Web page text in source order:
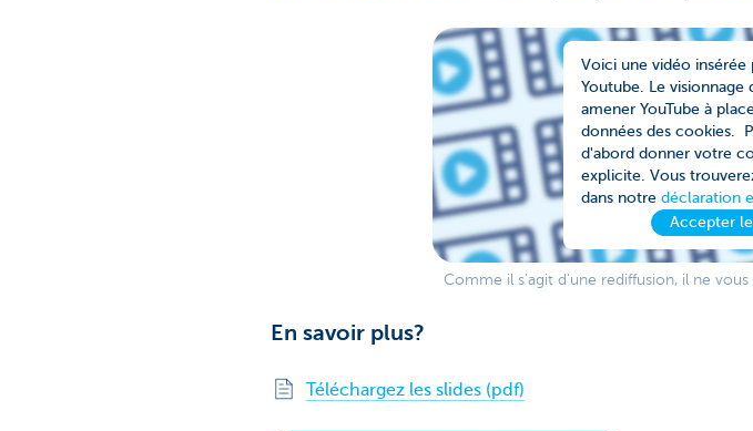
Voici une vidéo insérée
Youtube. Le
amener YouTube à
données des cookies.
d'abord donner votre
explicite. Vous
dans notredéclaration
Accepter
Comme il s'agit d'une rediffusion, il ne
En savoir plus?
Téléchargez les slides (pdf)